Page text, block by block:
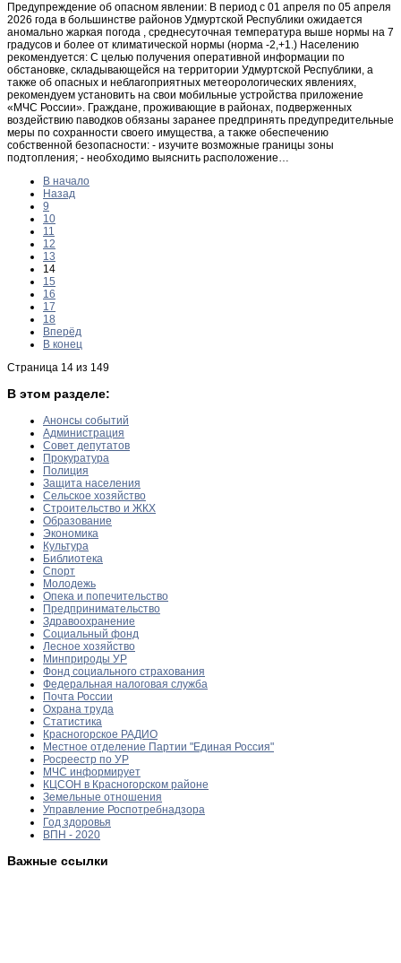
Предупреждение об опасном явлении: В период с 01 апреля по 05 апреля
2026 года в большинстве районов Удмуртской Республики ожидается
аномально жаркая погода , среднесуточная температура выше нормы на 7
градусов и более от климатической нормы (норма -2,+1.) Населению
рекомендуется: С целью получения оперативной информации по
обстановке, складывающейся на территории Удмуртской Республики, а
также об опасных и неблагоприятных метеорологических явлениях,
рекомендуем установить на свои мобильные устройства приложение
«МЧС России». Граждане, проживающие в районах, подверженных
воздействию паводков обязаны заранее предпринять предупредительные
меры по сохранности своего имущества, а также обеспечению
собственной безопасности: - изучите возможные границы зоны
подтопления; - необходимо выяснить расположение…
В начало
Назад
9
10
11
12
13
14
15
16
17
18
Вперёд
В конец
Страница 14 из 149
В этом разделе:
Анонсы событий
Администрация
Совет депутатов
Прокуратура
Полиция
Защита населения
Сельское хозяйство
Строительство и ЖКХ
Образование
Экономика
Культура
Библиотека
Спорт
Молодежь
Опека и попечительство
Предпринимательство
Здравоохранение
Социальный фонд
Лесное хозяйство
Минприроды УР
Фонд социального страхования
Федеральная налоговая служба
Почта России
Охрана труда
Статистика
Красногорское РАДИО
Местное отделение Партии "Единая Россия"
Росреестр по УР
МЧС информирует
КЦСОН в Красногорском районе
Земельные отношения
Управление Роспотребнадзора
Год здоровья
ВПН - 2020
Важные ссылки